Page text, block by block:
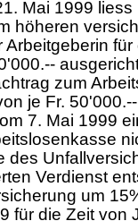
Mai 1999
höheren
zum
je Fr.
7. Mai 1999
des
Verdienst
um
für die Zeit von